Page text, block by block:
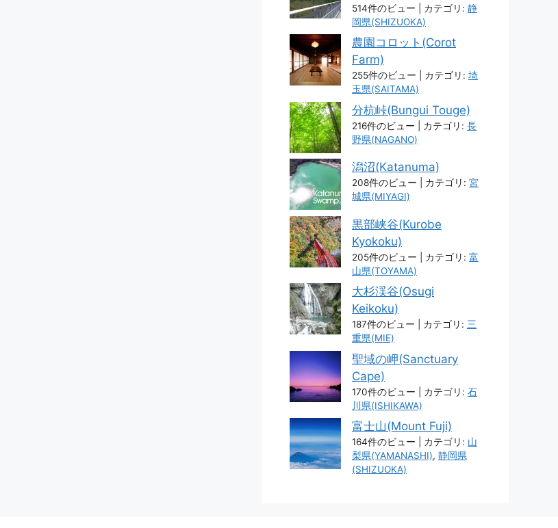
514件のビュー カテゴリ: 静
岡県(SHIZUOKA)
農園コロット(Corot
Farm)
255件のビュー カテゴリ: 埼
玉県(SAITAMA)
分杭峠(Bungui Touge)
216件のビュー カテゴリ: 長
野県(NAGANO)
潟沼(Katanuma)
208件のビュー カテゴリ: 宮
城県(MIYAGI)
黒部峡谷(Kurobe
Kyokoku)
205件のビュー カテゴリ: 富
山県(TOYAMA)
大杉渓谷(Osugi
Keikoku)
187件のビュー カテゴリ: 三
重県(MIE)
聖域の岬(Sanctuary
Cape)
170件のビュー カテゴリ: 石
川県(ISHIKAWA)
富士山(Mount Fuji)
164件のビュー カテゴリ: 山
梨県(YAMANASHI), 静岡県
(SHIZUOKA)